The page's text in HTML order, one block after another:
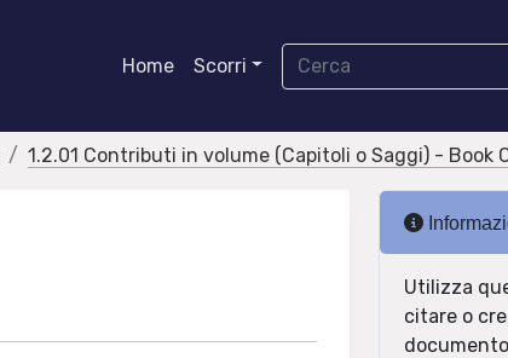
Home Scorri
1.2.01 Contributi in volume (Capitoli o Saggi) - Book
Utilizza
citare o